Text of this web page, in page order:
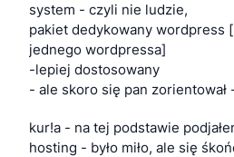
system - czyli nie ludzie,
pakiet dedykowany wordpress
jednego wordpressa]
-lepiej dostosowany
- ale skoro się pan
kur!a - na tej podstawie
hosting - było miło, ale się